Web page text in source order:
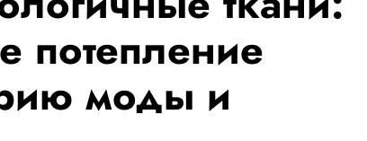
потепление
моды и